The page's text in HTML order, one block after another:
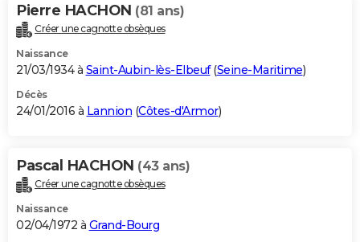
Pierre HACHON (81 ans)
Créer une cagnotte obsèques
Naissance
21/03/1934 à Saint-Aubin-lès-Elbeuf(Seine-Maritime)
Décès
24/01/2016 à Lannion (Côtes-d'Armor)
Pascal HACHON (43 ans)
Créer une cagnotte obsèques
Naissance
02/04/1972 à Grand-Bourg